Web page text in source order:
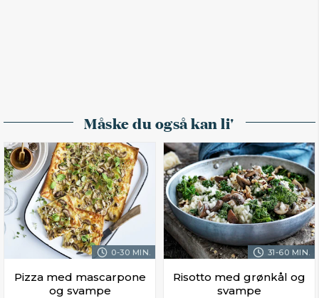
Måske du også kan li'
0-30 MIN.
Pizza med mascarpone
og svampe
31-60 MIN.
Risotto med grønkål og
svampe